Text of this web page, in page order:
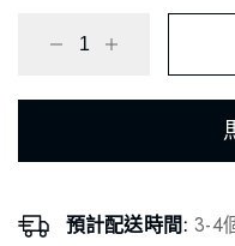
預計配送時間:3-4